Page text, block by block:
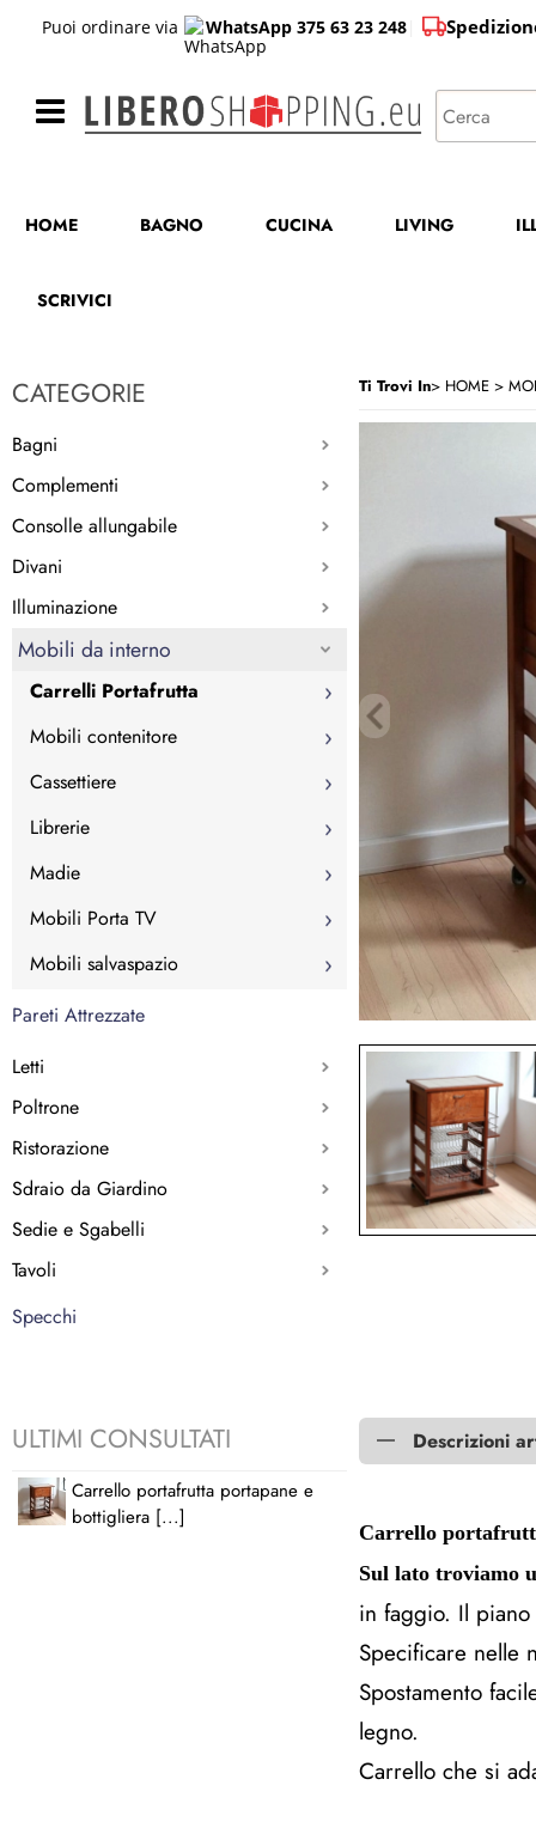
Puoi ordinare via WhatsApp 375 63 23 248
HOME BAGNO CUCINA LIVING
SCRIVICI
CATEGORIE
Bagni
Complementi
Consolle allungabile
Divani
Illuminazione
Mobili da interno
Carrelli Portafrutta
Mobili contenitore
Cassettiere
Librerie
Madie
Mobili Porta TV
Mobili salvaspazio
Pareti Attrezzate
Letti
Poltrone
Ristorazione
Sdraio da Giardino
Sedie e Sgabelli
Tavoli
Specchi
ULTIMI CONSULTATI
Carrello portafrutta portapane e
bottigliera [...]
Ti Trovi In HOME
Descrizioni
Carrello
Sul lato troviamo
in faggio. Il
Specificare nelle
Spostamento
legno.
Carrello che si